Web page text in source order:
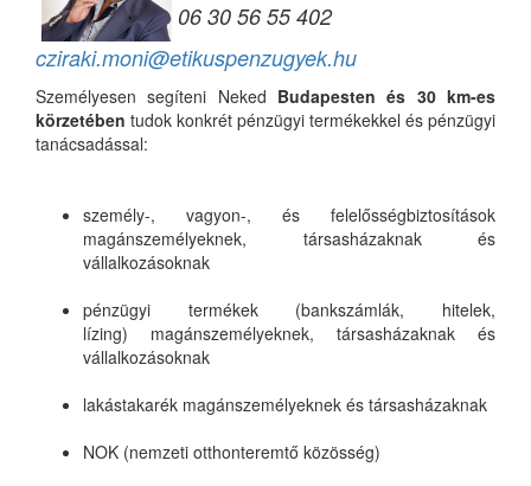
06 30 56 55 402
cziraki.moni@etikuspenzugyek.hu
Személyesen segíteni Neked Budapesten és 30 km-es
körzetében tudok konkrét pénzügyi termékekkel és pénzügyi
tanácsadással:
személy-, vagyon-, és felelősségbiztosítások
magánszemélyeknek, társasházaknak és
vállalkozásoknak
pénzügyi termékek (bankszámlák, hitelek,
lízing) magánszemélyeknek, társasházaknak és
vállalkozásoknak
lakástakarék magánszemélyeknek és társasházaknak
NOK (nemzeti otthonteremtő közösség)